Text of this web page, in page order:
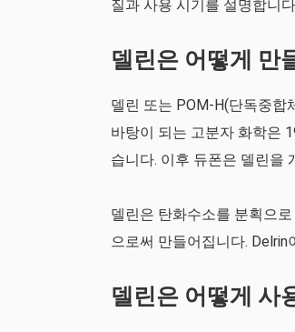
질과 사용 시기를 설명합니
델린은 어떻게 만
델린 또는 POM-H(단독중합
바탕이 되는 고분자 화학은
습니다. 이후 듀폰은 델린을
델린은 탄화수소를 분획으
으로써 만들어집니다.
델린은 어떻게 사